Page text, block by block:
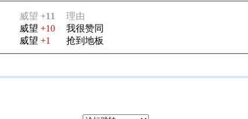
威望 +11
理由
威望 +10
我很赞同
威望 +1 抢到地板